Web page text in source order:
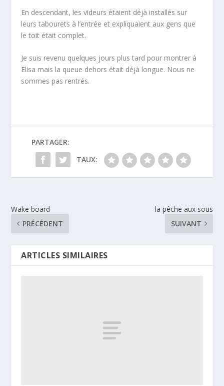
En descendant, les videurs étaient déjà installés sur
leurs tabourets à l’entrée et expliquaient aux gens que
le toit était complet.
Je suis revenu quelques jours plus tard pour montrer à
Elisa mais la queue dehors était déjà longue. Nous ne
sommes pas rentrés.
PARTAGER:
TAUX:
Wake board
PRÉCÉDENT
la pêche aux sous
SUIVANT
ARTICLES SIMILAIRES